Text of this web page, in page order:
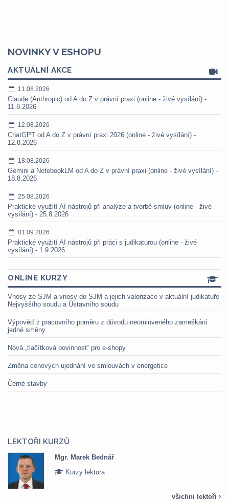
NOVINKY V ESHOPU
AKTUÁLNÍ AKCE
11.08.2026
Claude (Anthropic) od A do Z v právní praxi (online - živé vysílání) -
11.8.2026
12.08.2026
ChatGPT od A do Z v právní praxi 2026 (online - živé vysílání) -
12.8.2026
18.08.2026
Gemini a NotebookLM od A do Z v právní praxi (online - živé vysílání) -
18.8.2026
25.08.2026
Praktické využití AI nástrojů při analýze a tvorbě smluv (online - živé
vysílání) - 25.8.2026
01.09.2026
Praktické využití AI nástrojů při práci s judikaturou (online - živé
vysílání) - 1.9.2026
ONLINE KURZY
Vnosy ze SJM a vnosy do SJM a jejich valorizace v aktuální judikatuře
Nejvyššího soudu a Ústavního soudu
Výpověď z pracovního poměru z důvodu neomluveného zameškání
jedné směny
Nová „tlačítková povinnost“ pro e-shopy
Změna cenových ujednání ve smlouvách v energetice
Černé stavby
LEKTOŘI KURZŮ
Mgr. Marek Bednář
Kurzy lektora
všichni lektoři